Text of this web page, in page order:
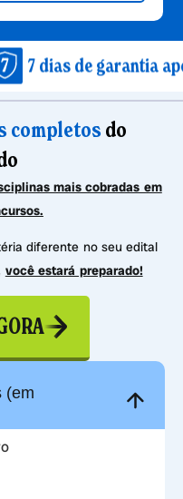
garantia após a compra
completos do
mais cobradas em
diferente no seu edital
você estará preparado!
(em